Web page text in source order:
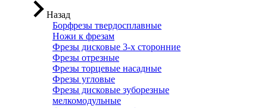
Назад
Борфрезы твердосплавные
Ножи к фрезам
Фрезы дисковые 3-х сторонние
Фрезы отрезные
Фрезы торцевые насадные
Фрезы угловые
Фрезы дисковые зуборезные
мелкомодульные